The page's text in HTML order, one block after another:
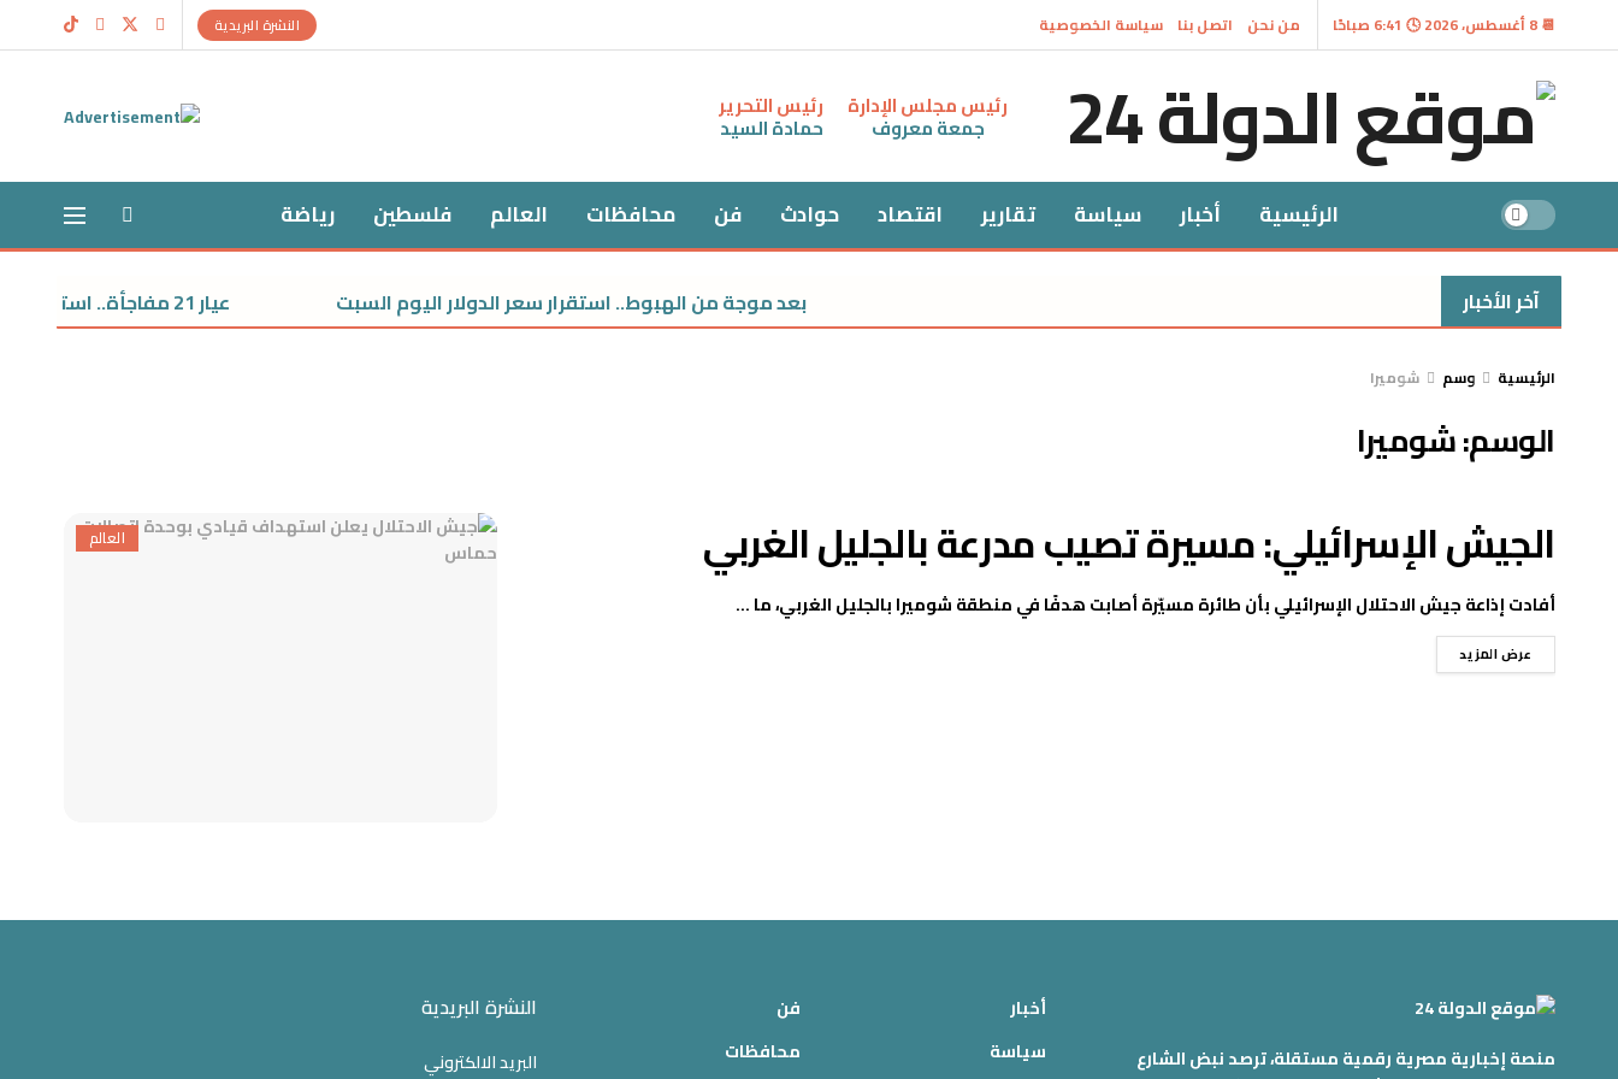
📆 8 أغسطس، 2026 🕓 6:41 صباحًا من نحن اتصل بنا سياسة الخصوصية النشرة البريدية
رئيس مجلس الإدارة
جمعة معروف
رئيس التحرير
حمادة السيد
الرئيسية أخبار سياسة تقارير اقتصاد حوادث فن محافظات العالم فلسطين رياضة
آخر الأخبار بعد موجة من الهبوط.. استقرار سعر الدولار اليوم السبت عيار 21 مفاجأة.. استقرار سعر الذهب اليوم السبت
الرئيسية وسم شوميرا
الوسم:شوميرا
العالم الجيش الإسرائيلي: مسيرة تصيب مدرعة بالجليل الغربي
أفادت إذاعة جيش الاحتلال الإسرائيلي بأن طائرة مسيّرة أصابت هدفًا في منطقة شوميرا بالجليل الغربي، ما ...
عرض المزيد
منصة إخبارية مصرية رقمية مستقلة، ترصد نبض الشارع
أخبار
سياسة
فن
محافظات
النشرة البريدية
البريد الالكتروني